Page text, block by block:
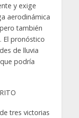
y exige
aerodinámica
también
El pronóstico
de lluvia
podría
tres victorias